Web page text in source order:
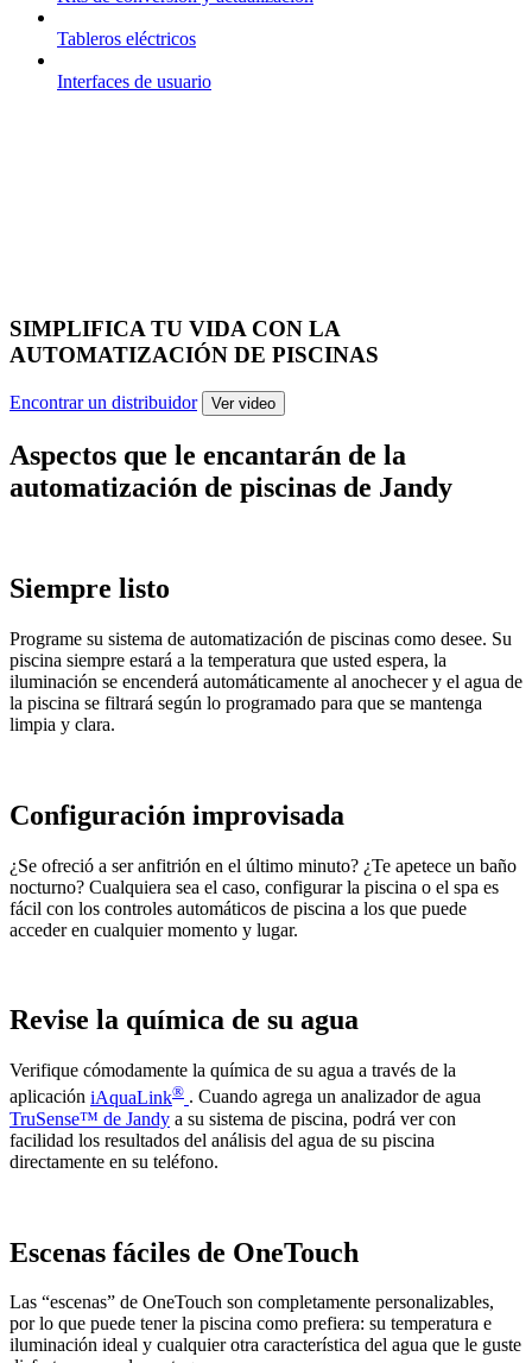
Tableros eléctricos
Interfaces de usuario
SIMPLIFICA TU VIDA CON LA
AUTOMATIZACIÓN DE PISCINAS
Encontrar un distribuidor Ver video
Aspectos que le encantarán de la
automatización de piscinas de Jandy
Siempre listo
Programe su sistema de automatización de piscinas como desee. Su
piscina siempre estará a la temperatura que usted espera, la
iluminación se encenderá automáticamente al anochecer y el agua de
la piscina se filtrará según lo programado para que se mantenga
limpia y clara.
Configuración improvisada
¿Se ofreció a ser anfitrión en el último minuto? ¿Te apetece un baño
nocturno? Cualquiera sea el caso, configurar la piscina o el spa es
fácil con los controles automáticos de piscina a los que puede
acceder en cualquier momento y lugar.
Revise la química de su agua
Verifique cómodamente la química de su agua a través de la
aplicación iAquaLink® . Cuando agrega un analizador de agua
TruSense™ de Jandy a su sistema de piscina, podrá ver con
facilidad los resultados del análisis del agua de su piscina
directamente en su teléfono.
Escenas fáciles de OneTouch
Las “escenas” de OneTouch son completamente personalizables,
por lo que puede tener la piscina como prefiera: su temperatura e
iluminación ideal y cualquier otra característica del agua que le guste